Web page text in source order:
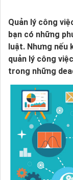
Quản lý công
bạn có những
luật. Nhưng nếu
quản lý công
trong những